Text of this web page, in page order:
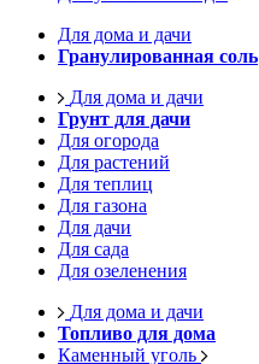
Для дома и дачи
Гранулированная соль
Для дома и дачи
Грунт для дачи
Для огорода
Для растений
Для теплиц
Для газона
Для дачи
Для сада
Для озеленения
Для дома и дачи
Топливо для дома
Каменный уголь